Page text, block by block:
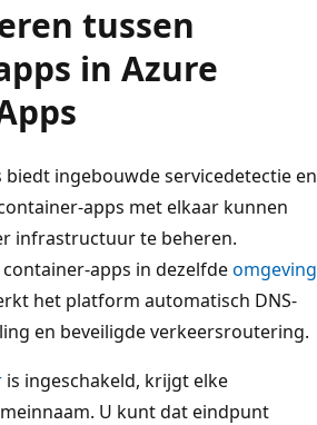
tussen
in Azure
biedt ingebouwde servicedetectie en
apps met elkaar kunnen
infrastructuur te beheren.
apps in dezelfdeomgeving
het platform automatisch DNS-
en beveiligde verkeersroutering.
is ingeschakeld, krijgt elke
U kunt dat eindpunt